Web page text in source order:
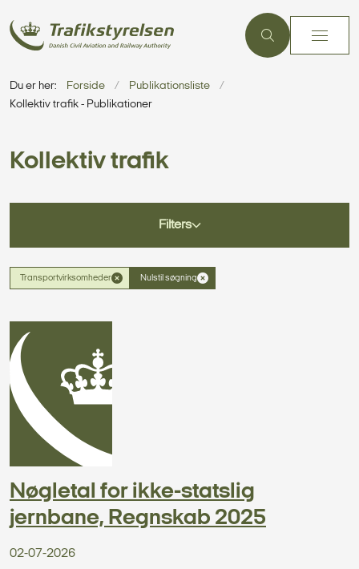
Du er her: Forside
Publikationsliste
Kollektiv trafik - Publikationer
Kollektiv trafik
Filters
Transportvirksomheder Nulstil søgning
Nøgletal for ikke-statslig
jernbane, Regnskab 2025
02-07-2026